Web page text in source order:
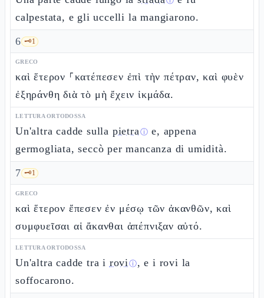
calpestata, e gli uccelli la mangiarono.
6 🗝️1
GRECO
καὶ ἕτερον ⸀κατέπεσεν ἐπὶ τὴν πέτραν, καὶ φυὲν
ἐξηράνθη διὰ τὸ μὴ ἔχειν ἰκμάδα.
LETTURA ORTODOSSA
Un'altra cadde sulla pietraⓘ e, appena
germogliata, seccò per mancanza di umidità.
7 🗝️1
GRECO
καὶ ἕτερον ἔπεσεν ἐν μέσῳ τῶν ἀκανθῶν, καὶ
συμφυεῖσαι αἱ ἄκανθαι ἀπέπνιξαν αὐτό.
LETTURA ORTODOSSA
Un'altra cadde tra i roviⓘ, e i rovi la
soffocarono.